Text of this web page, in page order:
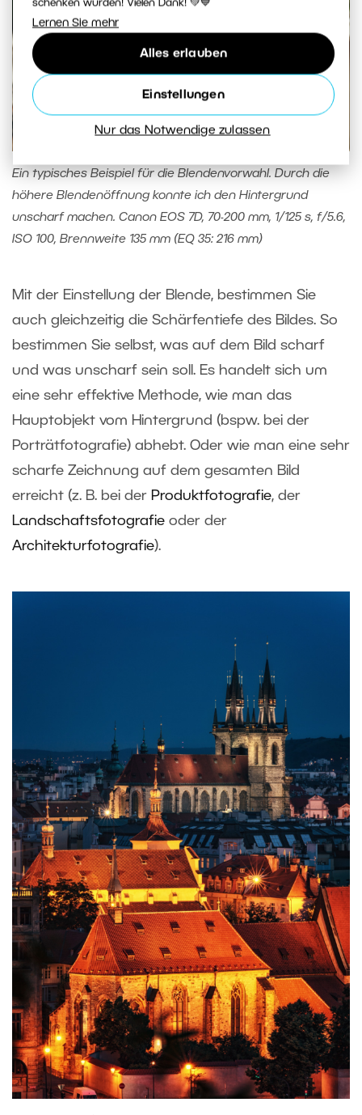
schenken würden! Vielen Dank! 💚💙
Lernen Sie mehr
Alles erlauben
Einstellungen
Nur das Notwendige zulassen
Ein typisches Beispiel für die Blendenvorwahl. Durch die
höhere Blendenöffnung konnte ich den Hintergrund
unscharf machen. Canon EOS 7D, 70-200 mm, 1/125 s, f/5.6,
ISO 100, Brennweite 135 mm (EQ 35: 216 mm)
Mit der Einstellung der Blende, bestimmen Sie
auch gleichzeitig die Schärfentiefe des Bildes. So
bestimmen Sie selbst, was auf dem Bild scharf
und was unscharf sein soll. Es handelt sich um
eine sehr effektive Methode, wie man das
Hauptobjekt vom Hintergrund (bspw. bei der
Porträtfotografie) abhebt. Oder wie man eine sehr
scharfe Zeichnung auf dem gesamten Bild
erreicht (z. B. bei der Produktfotografie, der
Landschaftsfotografie oder der
Architekturfotografie).